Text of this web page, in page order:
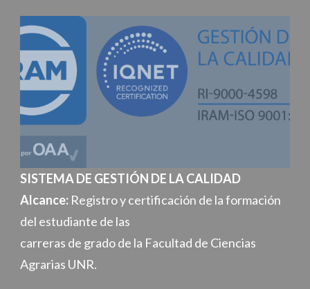
SISTEMA DE GESTIÓN DE LA CALIDAD
Alcance: Registro y certificación de la formación
del estudiante de las
carreras de grado de la Facultad de Ciencias
Agrarias UNR.